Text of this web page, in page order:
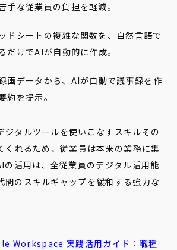
手な従業員の負担を軽減。
ドシートの複雑な関数を、自然言語で
だけでAIが自動的に作成。
画データから、AIが自動で議事録を作
約を提示。
ジタルツールを使いこなすスキルその
くれるため、従業員は本来の業務に集
の活用は、全従業員のデジタル活用能
間のスキルギャップを緩和する強力な
Workspace 実践活用ガイド：職種